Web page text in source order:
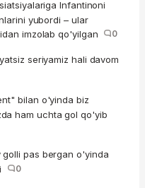
Infantinoni
yubordi – ular
imzolab qo'yilgan
0
seriyamiz hali davom
bilan o'yinda biz
ham uchta gol qo'yib
golli pas bergan o'yinda
0